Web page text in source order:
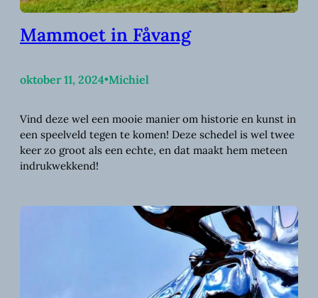
Mammoet in Fåvang
oktober 11, 2024•Michiel
Vind deze wel een mooie manier om historie en kunst in
een speelveld tegen te komen! Deze schedel is wel twee
keer zo groot als een echte, en dat maakt hem meteen
indrukwekkend!